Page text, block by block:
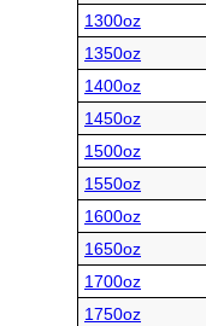
1300oz
1350oz
1400oz
1450oz
1500oz
1550oz
1600oz
1650oz
1700oz
1750oz